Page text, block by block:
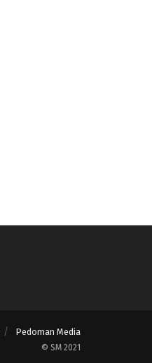
Pedoman Media
© SM 2021